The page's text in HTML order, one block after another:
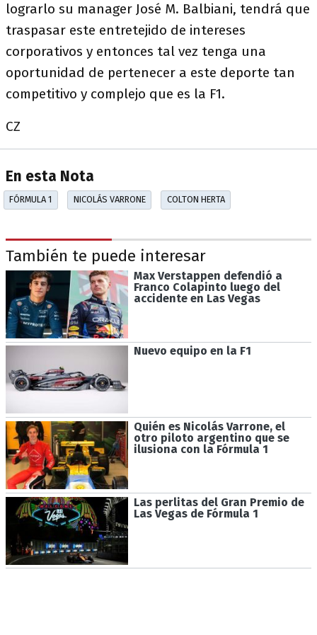
lograrlo su manager José M. Balbiani, tendrá que
traspasar este entretejido de intereses
corporativos y entonces tal vez tenga una
oportunidad de pertenecer a este deporte tan
competitivo y complejo que es la F1.
CZ
En esta Nota
FÓRMULA 1 NICOLÁS VARRONE COLTON HERTA
También te puede interesar
Max Verstappen defendió a
Franco Colapinto luego del
accidente en Las Vegas
Nuevo equipo en la F1
Quién es Nicolás Varrone, el
otro piloto argentino que se
ilusiona con la Fórmula 1
Las perlitas del Gran Premio de
Las Vegas de Fórmula 1